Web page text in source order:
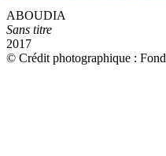
ABOUDIA
Sans titre
2017
© Crédit photographique :